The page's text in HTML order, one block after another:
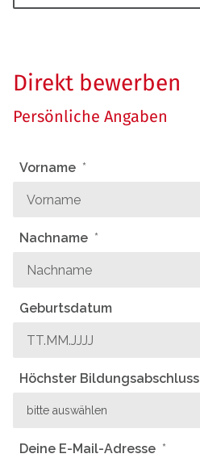
Direkt bewerben
Persönliche Angaben
Vorname
Nachname
Geburtsdatum
Höchster Bildungsabschluss
Deine E-Mail-Adresse